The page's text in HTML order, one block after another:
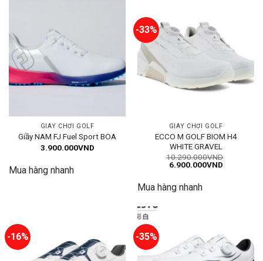
GIÀY CHƠI GOLF
Giầy NAM FJ Fuel Sport BOA
3.900.000VND
Mua hàng nhanh
-33%
GIÀY CHƠI GOLF
ECCO M GOLF BIOM H4
WHITE GRAVEL
10.290.000VND
Giá
10.290.000VND.
6.900.000VNDGiá
Mua hàng nhanh
-16% -35%